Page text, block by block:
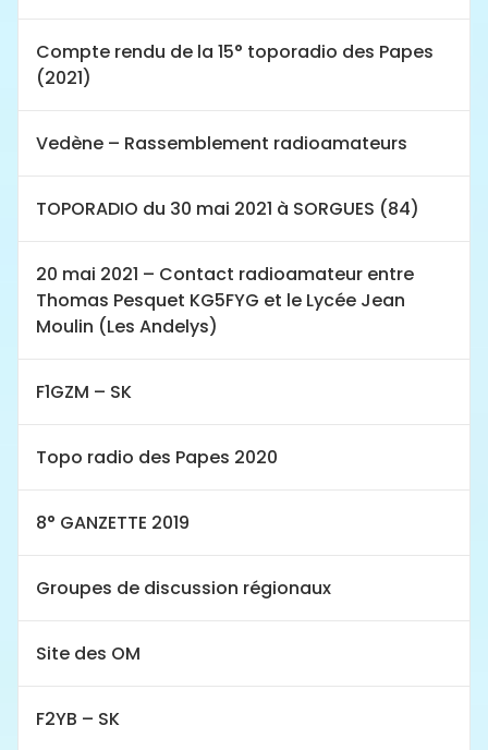
Compte rendu de la 15° toporadio des Papes
(2021)
Vedène – Rassemblement radioamateurs
TOPORADIO du 30 mai 2021 à SORGUES (84)
20 mai 2021 – Contact radioamateur entre
Thomas Pesquet KG5FYG et le Lycée Jean
Moulin (Les Andelys)
F1GZM – SK
Topo radio des Papes 2020
8° GANZETTE 2019
Groupes de discussion régionaux
Site des OM
F2YB – SK